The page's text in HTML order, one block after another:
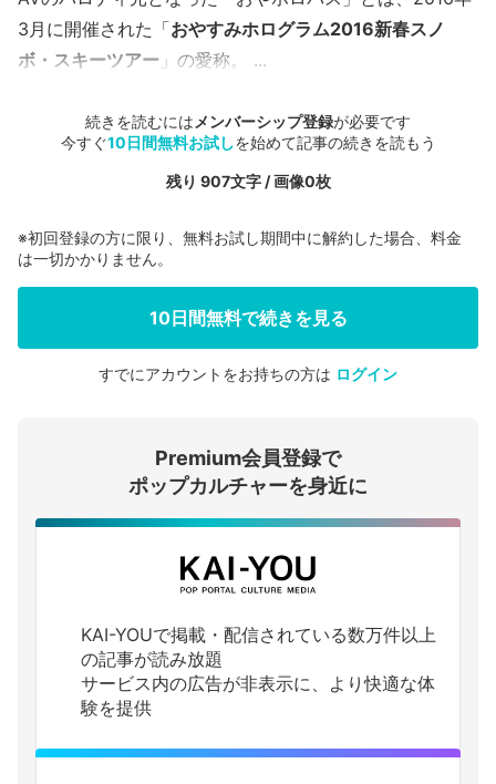
3月に開催された「おやすみホログラム2016新春スノ
ボ・スキーツアー 」の愛称。 ...
続きを読むには メンバーシップ登録が必要です
今すぐ10日間無料お試しを始めて記事の続きを読もう
残り 907文字 / 画像0枚
会員登録する
ログインする
※初回登録の方に限り、無料お試し期間中に解約した場合、料金
は一切かかりません。
10日間無料で続きを見る
すでにアカウントをお持ちの方は ログイン
Premium会員登録で
ポップカルチャーを身近に
KAI-YOUで掲載・配信されている数万件以上
の記事が読み放題
サービス内の広告が非表示に、より快適な体
験を提供